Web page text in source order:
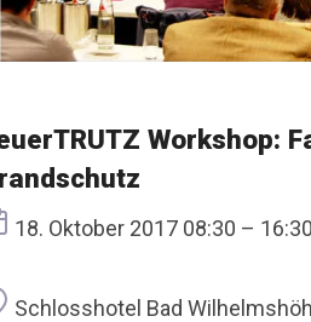
Workshop:
Termin
18. Oktober 2017 08:30 – 16:30
Ort
Schlosshotel Bad